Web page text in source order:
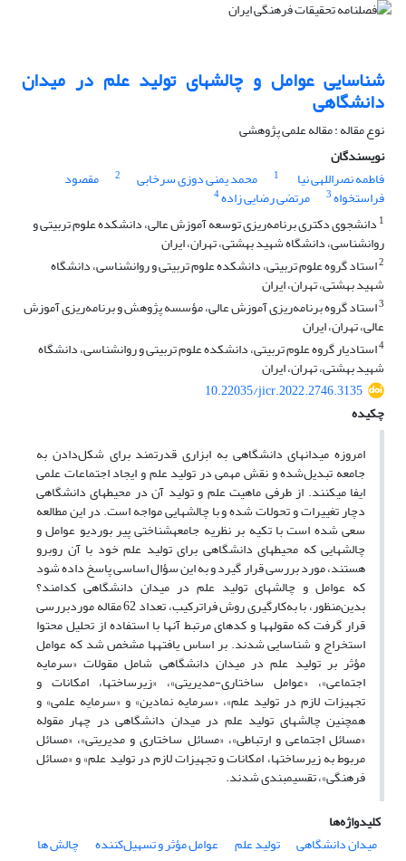
شناسایی عوامل و چالش‍های تولید علم در میدان
دانشگاهی
نوع مقاله : مقاله علمی پژوهشی
نویسندگان
فاطمه نصراللهی نیا
1 محمد یمنی دوزی سرخابی 2 مقصود
فراستخواه3 مرتضی رضایی زاده4
1 دانشجوی دکتری برنامه‌ریزی توسعه آموزش عالی، دانشکده علوم تربیتی و
روانشناسی، دانشگاه شهید بهشتی، تهران، ایران
2استاد گروه علوم تربیتی، دانشکده علوم تربیتی و روانشناسی، دانشگاه
شهید بهشتی، تهران، ایران
3استاد گروه برنامه‌ریزی آموزش عالی، مؤسسه پژوهش و برنامه‌ریزی آموزش
عالی، تهران، ایران
4استادیار گروه علوم تربیتی، دانشکده علوم تربیتی و روانشناسی، دانشگاه
شهید بهشتی، تهران، ایران
10.22035/jicr.2022.2746.3135
چکیده
امروزه میدان‍های دانشگاهی به ابزاری قدرتمند برای شکل‌دادن به
جامعه تبدیل‌شده‌ و نقش مهمی در تولید علم و ایجاد اجتماعات علمی
ایفا می‍کنند. از طرفی ماهیت علم و تولید آن در محیط‍های دانشگاهی
دچار تغییرات و تحولات شده و با چالش‍هایی مواجه است. در این مطالعه
سعی شده است با تکیه بر نظریه جامعه‍شناختی پیر بوردیو عوامل و
چالش‍هایی که محیط‍های دانشگاهی برای تولید علم خود با آن روبرو
هستند، مورد بررسی قرار گیرد و به این سؤال اساسی پاسخ داده شود
که عوامل و چالش‍های تولید علم در میدان دانشگاهی کدامند؟
بدین‌منظور، با به‌کارگیری روش فراترکیب، تعداد 62 مقاله موردبررسی
قرار گرفت که مقوله‍ها و کدهای مرتبط آن‍ها با استفاده از تحلیل محتوا
استخراج و شناسایی شدند. بر اساس یافته‍ها مشخص شد که عوامل
مؤثر بر تولید علم در میدان دانشگاهی شامل مقولات «سرمایه
اجتماعی»، «عوامل ساختاری-مدیریتی»، «زیرساخت‍ها، امکانات و
تجهیزات لازم در تولید علم»، «سرمایه نمادین» و «سرمایه علمی» و
همچنین چالش‍های تولید علم در میدان دانشگاهی در چهار مقوله
«مسائل اجتماعی و ارتباطی»، «مسائل ساختاری و مدیریتی»، «مسائل
مربوط به زیرساخت‍ها، امکانات و تجهیزات لازم در تولید علم» و «مسائل
فرهنگی»، تقسیم‍بندی شدند.
کلیدواژه‌ها
میدان دانشگاهی
تولید علم عوامل مؤثر و تسهیل‌کننده
چالش ها